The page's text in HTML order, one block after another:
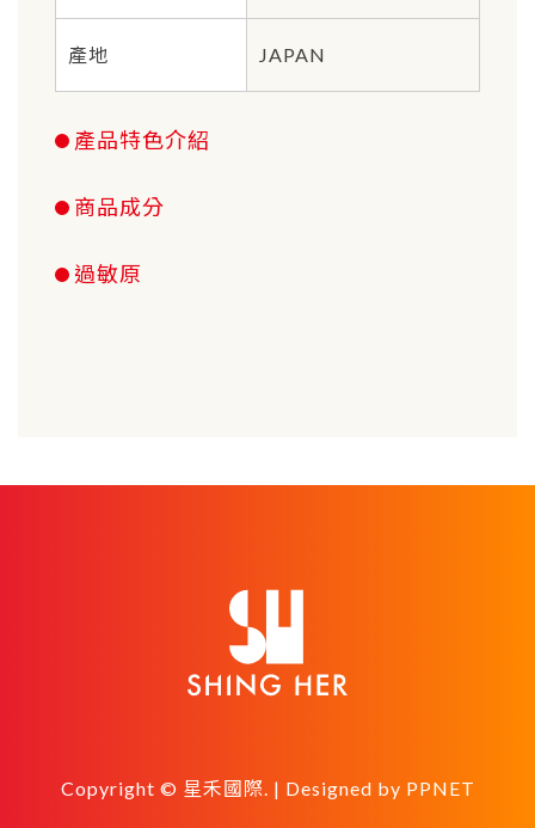
產地 JAPAN
產品特色介紹
商品成分
過敏原
Copyright © 星禾國際. | Designed by PPNET